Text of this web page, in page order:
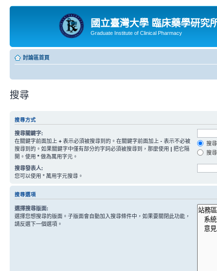
國立臺灣大學 臨床藥學研究
Graduate Institute of Clinical Pharmacy
討論區首頁
搜尋
搜尋方式
搜尋關鍵字:
在關鍵字前面加上 + 表示必須被搜尋到的。在關鍵字前面加上 - 表示不必被
搜尋到的。如果關鍵字中僅有部分的字詞必須被搜尋到，那麼使用 | 把它隔
開。使用 * 做為萬用字元。
搜
搜
搜尋發表人:
您可以使用 * 萬用字元搜尋。
搜尋選項
選擇搜尋版面:
選擇您想搜尋的版面。子版面會自動加入搜尋條件中，如果要關閉此功能，
請反選下一個選項。